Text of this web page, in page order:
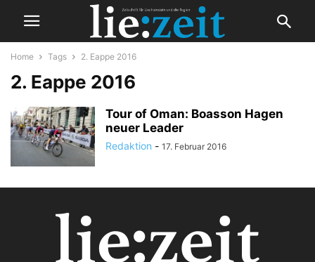
Home Tags 2. Eappe 2016
2. Eappe 2016
Tour of Oman: Boasson Hagen
neuer Leader
Redaktion - 17. Februar 2016